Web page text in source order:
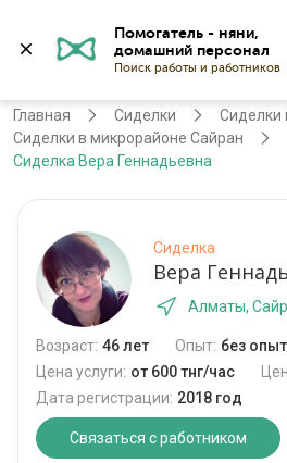
Помогатель - няни,
Поиск работы и работников
Алматы
Главная Сиделки
Сиделки
Сиделки в микрорайоне Сайран
Сиделка Вера Геннадьевна
Сиделка
Вера
Алматы,
Возраст: 46 лет Опыт: без
Цена услуги: от 600 тнг/час
Дата регистрации: 2018 год
Связаться с работником